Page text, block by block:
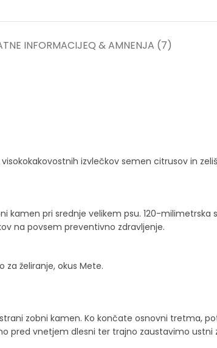
INFORMACIJEQ & AMNENJA (7)
izvlečkov semen citrusov in
pri srednje velikem psu. 120-milimetrska
na povsem preventivno zdravljenje.
za želiranje, okus Mete.
zobni kamen. Ko končate osnovni tretma,
pred vnetjem dlesni ter trajno zaustavimo ustni